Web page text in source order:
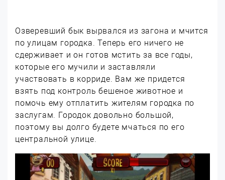
Озверевший бык вырвался из загона и мчится
по улицам городка. Теперь его ничего не
сдерживает и он готов мстить за все годы,
которые его мучили и заставляли
участвовать в корриде. Вам же придется
взять под контроль бешеное животное и
помочь ему отплатить жителям городка по
заслугам. Городок довольно большой,
поэтому вы долго будете мчаться по его
центральной улице.